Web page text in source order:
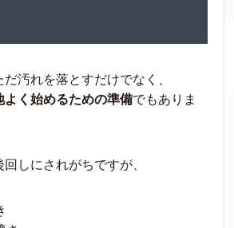
汚れを落とすだけでなく、
よく始めるための準備でもありま
しにされがちですが、